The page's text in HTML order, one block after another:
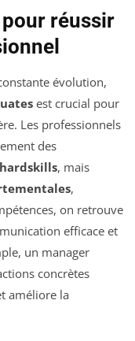
réussir
évolution,
est crucial pour
Les professionnels
des
hardskills, mais
,
on retrouve
efficace et
un manager
concrètes
améliore la